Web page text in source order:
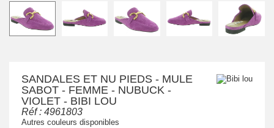
SANDALES ET NU PIEDS - MULE
SABOT - FEMME - NUBUCK -
VIOLET - BIBI LOU
Réf : 4961803
Autres couleurs disponibles